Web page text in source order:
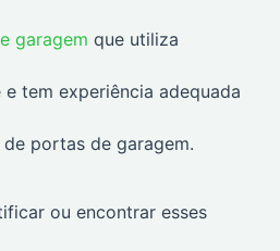
garagem que utiliza
tem experiência adequada
portas de garagem.
ou encontrar esses